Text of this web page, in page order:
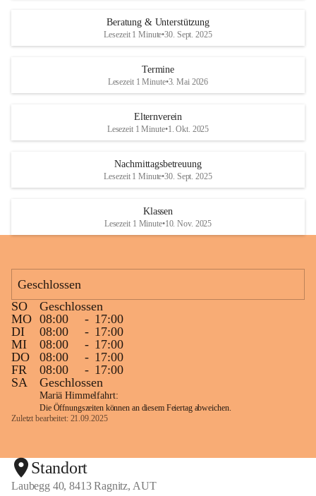
Niemand blieb trocken, und die Kinder genossen die willkommene
Abkühlung bei sommerlichen Temperaturen. Mit vielen lachenden
Beratung & Unterstützung
Lesezeit 1 Minute•30. Sept. 2025
Termine
Lesezeit 1 Minute•3. Mai 2026
Elternverein
Lesezeit 1 Minute•1. Okt. 2025
Nachmittagsbetreuung
Lesezeit 1 Minute•30. Sept. 2025
Klassen
Lesezeit 1 Minute•10. Nov. 2025
Geschlossen
SO
Geschlossen
MO 08:00 - 17:00
DI
08:00 - 17:00
MI
08:00 - 17:00
DO
08:00 - 17:00
FR
08:00 - 17:00
SA
Geschlossen
Mariä Himmelfahrt:
Die Öffnungszeiten können an diesem Feiertag abweichen.
Zuletzt bearbeitet: 21.09.2025
Standort
Laubegg 40, 8413 Ragnitz, AUT